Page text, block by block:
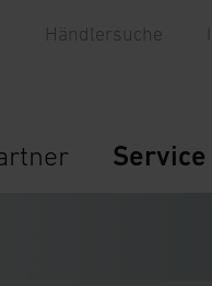
Service
Händlersuche